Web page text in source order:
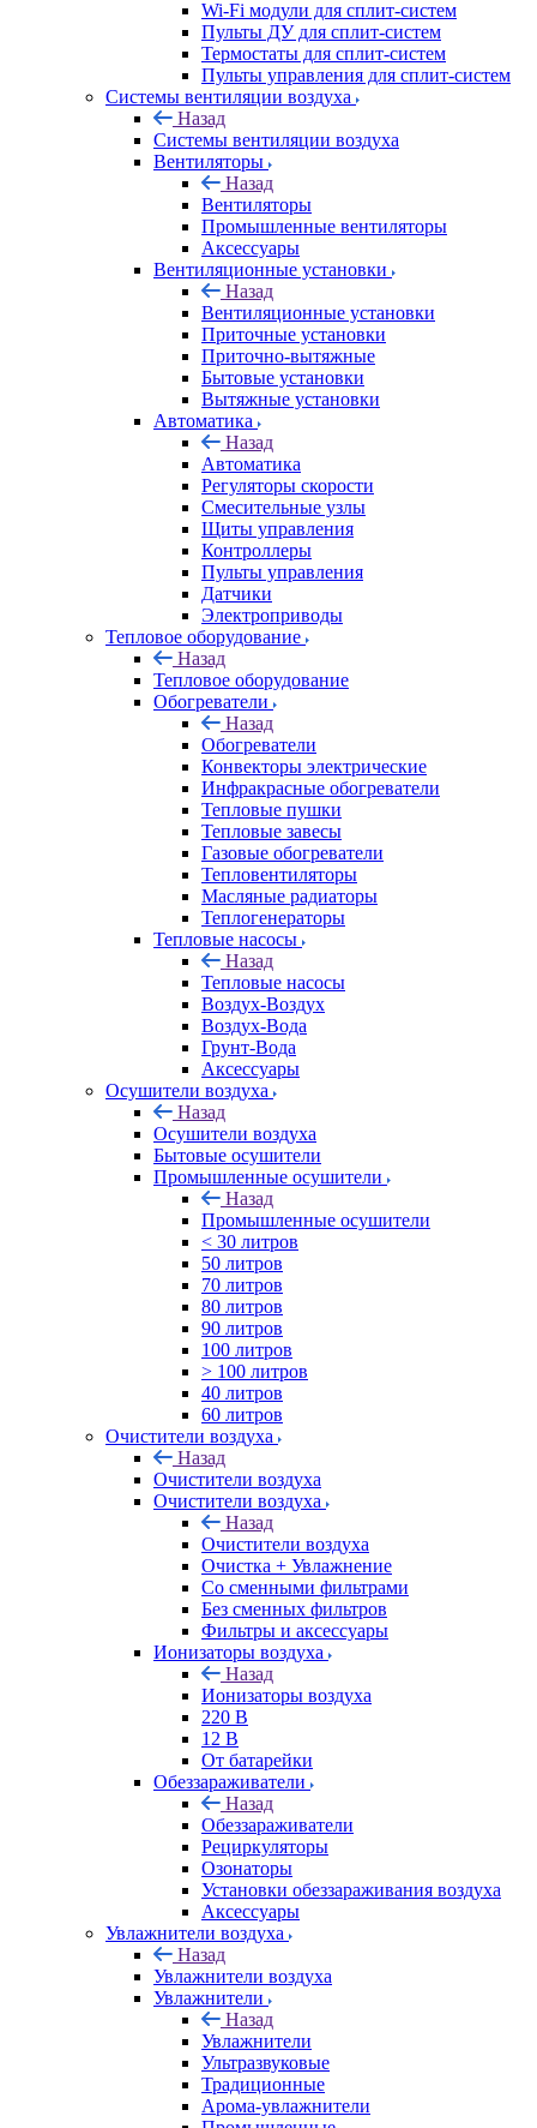
Wi-Fi модули для сплит-систем
Пульты ДУ для сплит-систем
Термостаты для сплит-систем
Пульты управления для сплит-систем
Системы вентиляции воздуха
Назад
Системы вентиляции воздуха
Вентиляторы
Назад
Вентиляторы
Промышленные вентиляторы
Аксессуары
Вентиляционные установки
Назад
Вентиляционные установки
Приточные установки
Приточно-вытяжные
Бытовые установки
Вытяжные установки
Автоматика
Назад
Автоматика
Регуляторы скорости
Смесительные узлы
Щиты управления
Контроллеры
Пульты управления
Датчики
Электроприводы
Тепловое оборудование
Назад
Тепловое оборудование
Обогреватели
Назад
Обогреватели
Конвекторы электрические
Инфракрасные обогреватели
Тепловые пушки
Тепловые завесы
Газовые обогреватели
Тепловентиляторы
Масляные радиаторы
Теплогенераторы
Тепловые насосы
Назад
Тепловые насосы
Воздух-Воздух
Воздух-Вода
Грунт-Вода
Аксессуары
Осушители воздуха
Назад
Осушители воздуха
Бытовые осушители
Промышленные осушители
Назад
Промышленные осушители
< 30 литров
50 литров
70 литров
80 литров
90 литров
100 литров
> 100 литров
40 литров
60 литров
Очистители воздуха
Назад
Очистители воздуха
Очистители воздуха
Назад
Очистители воздуха
Очистка + Увлажнение
Cо сменными фильтрами
Без сменных фильтров
Фильтры и аксессуары
Ионизаторы воздуха
Назад
Ионизаторы воздуха
220 В
12 В
От батарейки
Обеззараживатели
Назад
Обеззараживатели
Рециркуляторы
Озонаторы
Установки обеззараживания воздуха
Аксессуары
Увлажнители воздуха
Назад
Увлажнители воздуха
Увлажнители
Назад
Увлажнители
Ультразвуковые
Традиционные
Арома-увлажнители